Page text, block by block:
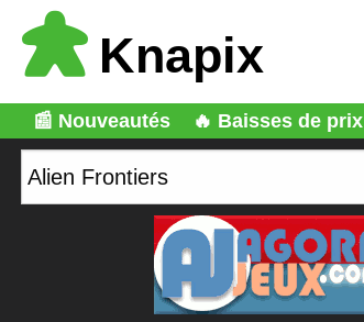
Knapix
📰 Nouveautés 🔥 Baisses de prix